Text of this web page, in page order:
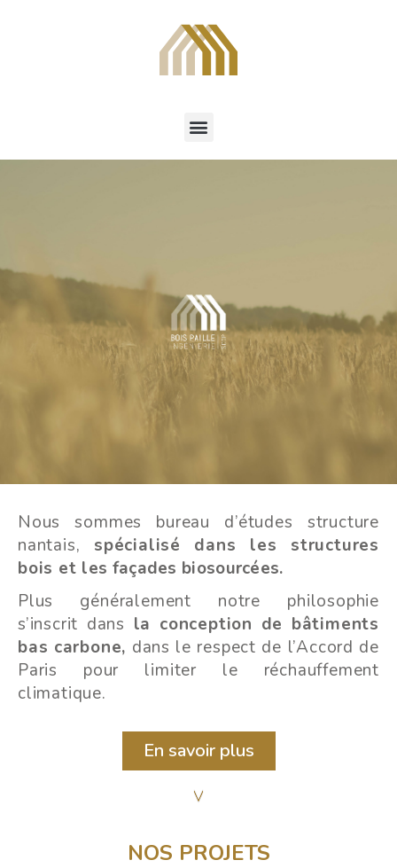
Nous sommes bureau d’études structure
nantais, spécialisé dans les structures
bois et les façades biosourcées.
Plus généralement notre philosophie
s’inscrit dans la conception de bâtiments
bas carbone, dans le respect de l’Accord de
Paris pour limiter le réchauffement
climatique.
En savoir plus
NOS PROJETS